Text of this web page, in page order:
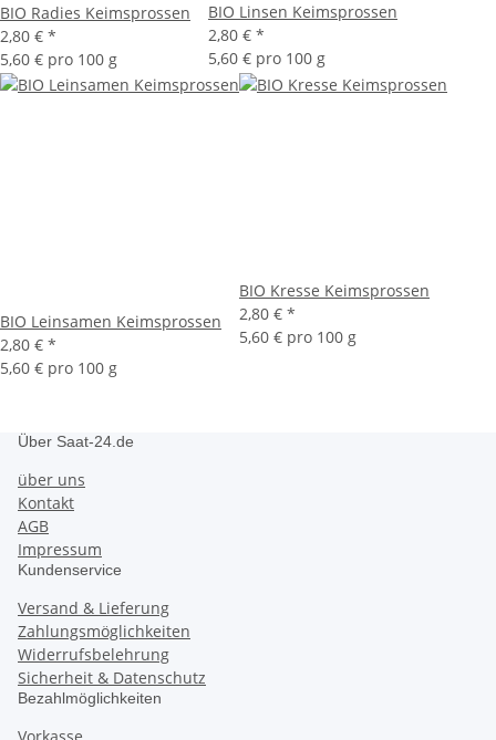
BIO Radies Keimsprossen
2,80 € *
5,60 € pro 100 g
BIO Linsen Keimsprossen
2,80 € *
5,60 € pro 100 g
BIO Leinsamen Keimsprossen
2,80 € *
5,60 € pro 100 g
BIO Kresse Keimsprossen
2,80 € *
5,60 € pro 100 g
Über Saat-24.de
über uns
Kontakt
AGB
Impressum
Kundenservice
Versand & Lieferung
Zahlungsmöglichkeiten
Widerrufsbelehrung
Sicherheit & Datenschutz
Bezahlmöglichkeiten